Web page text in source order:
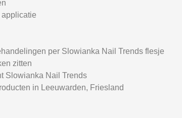
applicatie
per Slowianka Nail Trends flesje
zitten
Slowianka Nail Trends
in Leeuwarden, Friesland